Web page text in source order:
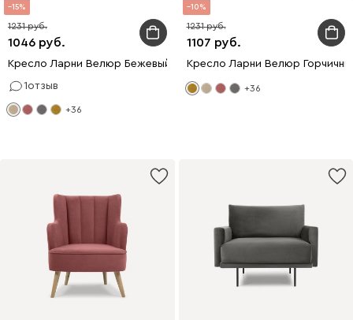
15
1046
1231
Кресло Ларни Велюр Бежевый
1отзыв
+36
10
1107
1231
Кресло Ларни Велюр
+36